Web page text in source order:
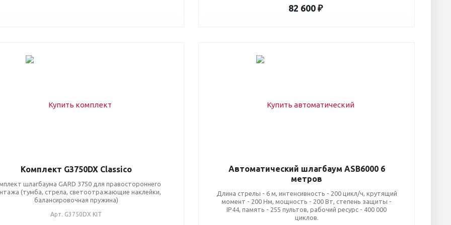
82 600 ₽
Комплект G3750DX Classico
шлагбаума GARD 3750 для правостороннего
(тумба, стрела, светоотражающие наклейки,
балансировочная пружина)
Арт. G3750DX KIT
Автоматический шлагбаум ASB6000 6
метров
Длина стрелы - 6 м, интенсивность - 200 цикл/ч, крутящий
момент - 200 Нм, мощность - 200 Вт, степень защиты -
IP44, память - 255 пультов, рабочий ресурс - 400 000
циклов.